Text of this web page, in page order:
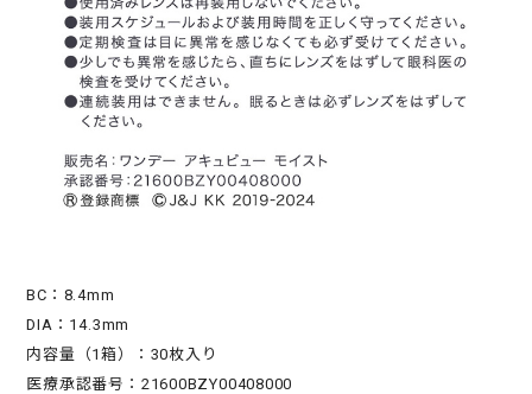
BC：8.4mm
DIA：14.3mm
内容量（1箱）：30枚入り
医療承認番号：21600BZY00408000